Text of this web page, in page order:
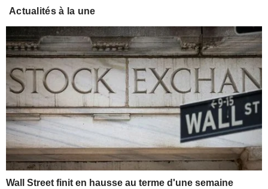
Actualités à la une
Wall Street finit en hausse au terme d'une semaine